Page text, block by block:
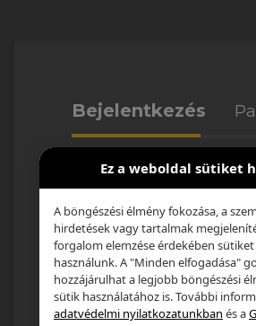
Bejelentkezés
Email cím*
Jelszó*
Elfelejtettem a
Ez a weboldal sütiket
A böngészési élmény fokozása, a
hirdetések vagy tartalmak
forgalom elemzése érdekében
használunk. A "Minden elfogadása"
hozzájárulhat a legjobb böngészési
sütik használatához is. További
adatvédelmi nyilatkozatunkban és a